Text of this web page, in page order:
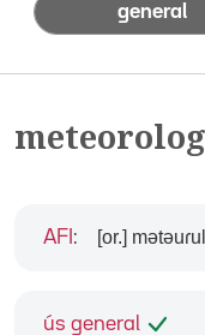
general
ús general
AFI : [or.]